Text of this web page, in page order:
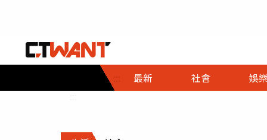
::: 最新 社會
社會首頁
時事
調查
娛樂
娛樂首頁
即時
財經首頁
熱線
政